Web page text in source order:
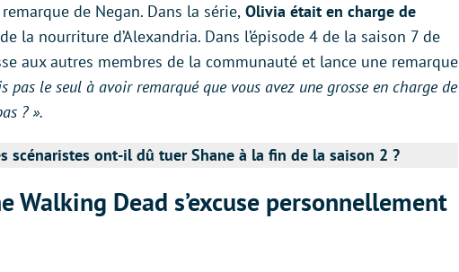
de Negan. Dans la série, Olivia était en charge de
de la nourriture d’Alexandria. Dans l’épisode 4 de la saison 7 de
aux autres membres de la communauté et lance une remarque
pas le seul à avoir remarqué que vous avez une grosse en charge de
? ».
scénaristes ont-il dû tuer Shane à la fin de la saison 2 ?
Walking Dead s’excuse personnellement